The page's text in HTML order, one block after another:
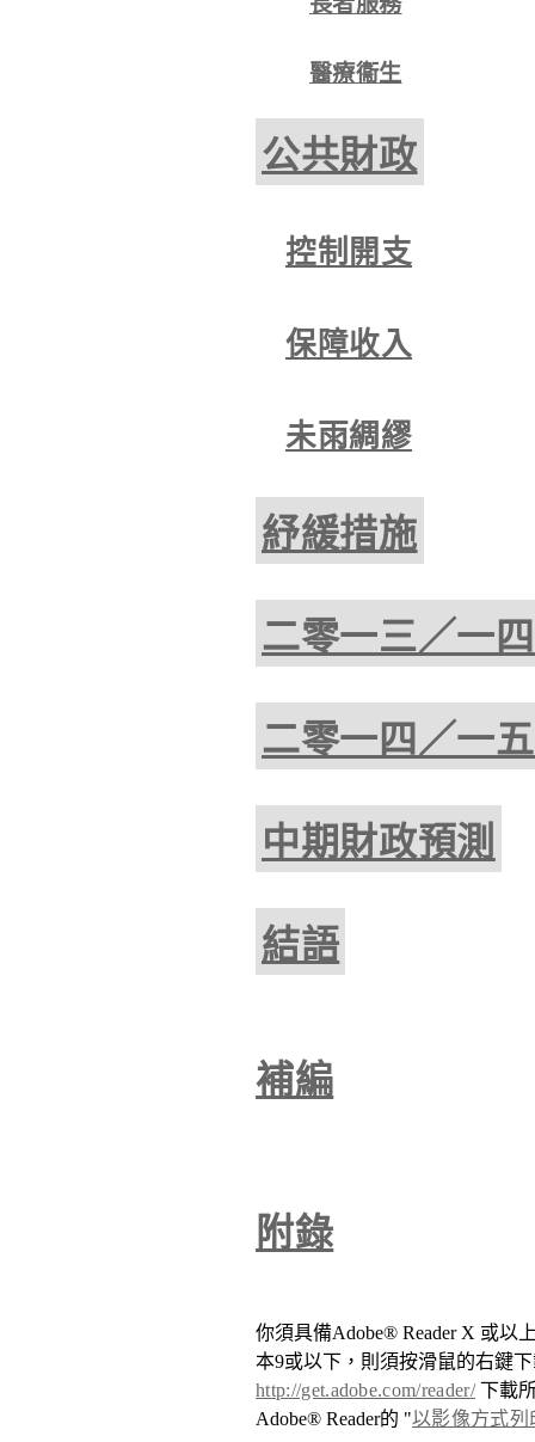
醫療衞生
公共財政
控制開支
保障收入
未雨綢繆
紓緩措施
二零一三／一
二零一四／一
中期財政預測
結語
補編
附錄
你須具備Adobe® Reader X 或以
本9或以下，則須按滑鼠的右鍵
http://get.adobe.com/reader/下載
Adobe® Reader的 "以影像方式列